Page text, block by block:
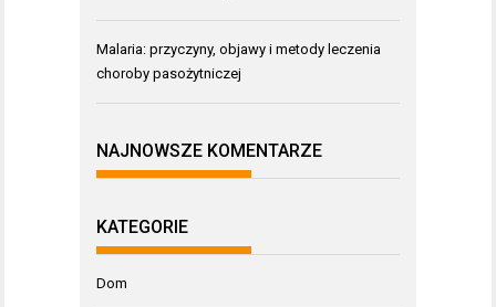
Malaria: przyczyny, objawy i metody leczenia
choroby pasożytniczej
NAJNOWSZE KOMENTARZE
KATEGORIE
Dom